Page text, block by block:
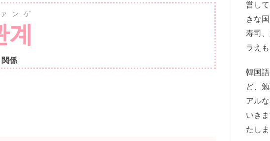
계
ンゲ
関係
営し
きな
寿司
ラえも
韓国
ど、
アル
いき
たし